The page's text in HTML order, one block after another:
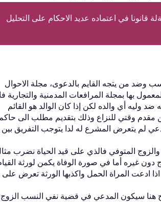
قانونا في اعتماده عديد الاحكام على التحليل
من يتجه القايم بالدعوى، مجلة الاحوال
بها بمجلة المرافعات المدمنية والتجارية
وليه أي والده لكن إذا كان الوالد هو القائم
مقدم وقتي للنزاع وذلك بتقديم مطلب الى
لم يتعرض المشرع له لدا يتوجب التفريق بين
الحياة والزوج المتوفي فالذي على قيد الحياة نضرب
غيره أما في صورة الوفاة يكمن لورثة
الشخصية اذا ادعت المراة الحمل واكذبها الورثة تعرض